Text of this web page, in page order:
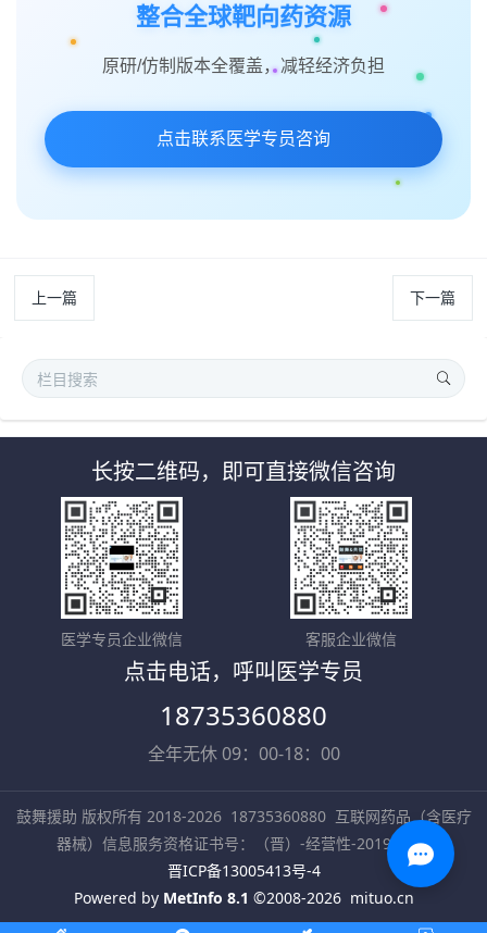
整合全球靶向药资源
原研/仿制版本全覆盖，减轻经济负担
点击联系医学专员咨询
上一篇 下一篇
长按二维码，即可直接微信咨询
医学专员企业微信 客服企业微信
点击电话，呼叫医学专员
18735360880
全年无休 09：00-18：00
鼓舞援助 版权所有 2018-2026 18735360880 互联网药品（含医疗
器械）信息服务资格证书号：（晋）-经营性-2019-0002
晋ICP备13005413号-4
Powered by MetInfo 8.1 ©2008-2026 mituo.cn